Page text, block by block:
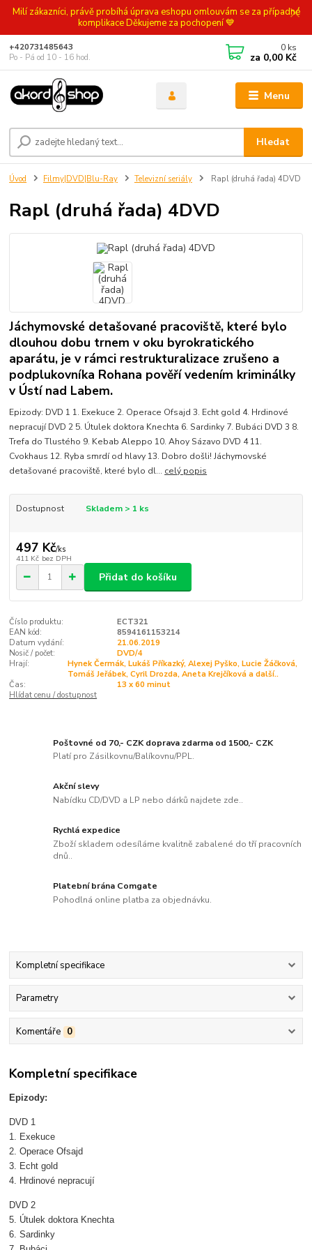
Milí zákazníci, právě probíhá úprava eshopu omlouvám se za případné
komplikace Děkujeme za pochopení 💙
Menu
Hledat
+420731485643
Po - Pá od 10 - 16 hod.
0 ks
za 0,00 Kč
Úvod Filmy|DVD|Blu-Ray Televizní seriály Rapl (druhá řada) 4DVD
Rapl (druhá řada) 4DVD
Jáchymovské detašované pracoviště, které bylo
dlouhou dobu trnem v oku byrokratického
aparátu, je v rámci restrukturalizace zrušeno a
podplukovníka Rohana pověří vedením kriminálky
v Ústí nad Labem.
Epizody: DVD 1 1. Exekuce 2. Operace Ofsajd 3. Echt gold 4. Hrdinové
nepracují DVD 2 5. Útulek doktora Knechta 6. Sardinky 7. Bubáci DVD 3 8.
Trefa do Tlustého 9. Kebab Aleppo 10. Ahoy Sázavo DVD 4 11.
Cvokhaus 12. Ryba smrdí od hlavy 13. Dobro došli! Jáchymovské
detašované pracoviště, které bylo dl... celý popis
Dostupnost Skladem > 1 ks
497 Kč/ks
411 Kč bez DPH
Přidat do košíku
Číslo produktu:
ECT321
EAN kód:
8594161153214
Datum vydání:
21.06.2019
Nosič / počet:
DVD/4
Hrají:
Hynek Čermák, Lukáš Příkazký, Alexej Pyško, Lucie Žáčková,
Tomáš Jeřábek, Cyril Drozda, Aneta Krejčíková a další..
Čas:
13 x 60 minut
Hlídat cenu / dostupnost
Poštovné od 70,- CZK doprava zdarma od 1500,- CZK
Platí pro Zásilkovnu/Balíkovnu/PPL.
Akční slevy
Nabídku CD/DVD a LP nebo dárků najdete zde..
Rychlá expedice
Zboží skladem odesíláme kvalitně zabalené do tří pracovních
dnů..
Platební brána Comgate
Pohodlná online platba za objednávku.
Kompletní specifikace
Parametry
Komentáře 0
Kompletní specifikace
Epizody:
DVD 1
1. Exekuce
2. Operace Ofsajd
3. Echt gold
4. Hrdinové nepracují
DVD 2
5. Útulek doktora Knechta
6. Sardinky